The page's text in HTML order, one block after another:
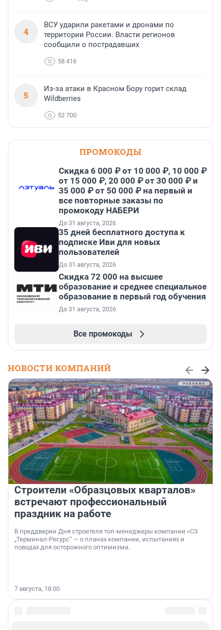
4
ВСУ ударили ракетами и дронами по
территории России. Власти регионов
сообщили о пострадавших
58 416
5
Из-за атаки в Красном Бору горит склад
Wildberries
52 700
ПРОМОКОДЫ
Скидка 6 000 ₽ от 10 000 ₽, 10 000 ₽
от 15 000 ₽, 20 000 ₽ от 30 000 ₽ и
35 000 ₽ от 50 000 ₽ на первый и
все повторные заказы по
промокоду НАБЕРИ
До 31 августа, 2026
35 дней бесплатного доступа к
подписке Иви для новых
пользователей
До 31 августа, 2026
Скидка 72 000 на высшее
образование и среднее специальное
образование в первый год обучения
До 31 августа, 2026
Все промокоды
НОВОСТИ КОМПАНИЙ
Строители «Образцовых кварталов»
встречают профессиональный
праздник на работе
В преддверии Дня строителя топ-менеджеры компании «СЗ
„Терминал-Ресурс“ — о планах компании, испытаниях и
поводах для осторожного оптимизма.
7 августа, 18:00